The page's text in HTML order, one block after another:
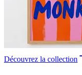
Découvrez la collection